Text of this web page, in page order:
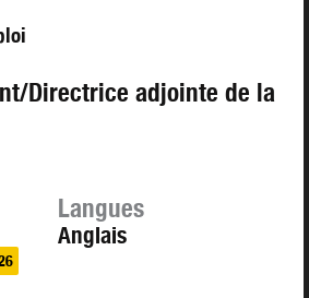
Directrice adjointe de la
Langues
Anglais